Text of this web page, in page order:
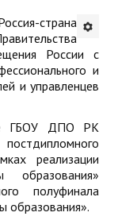
страна
России с
и
и управленцев
ГБОУ ДПО РК
постдипломного
реализации
образования»
полуфинала
образования».